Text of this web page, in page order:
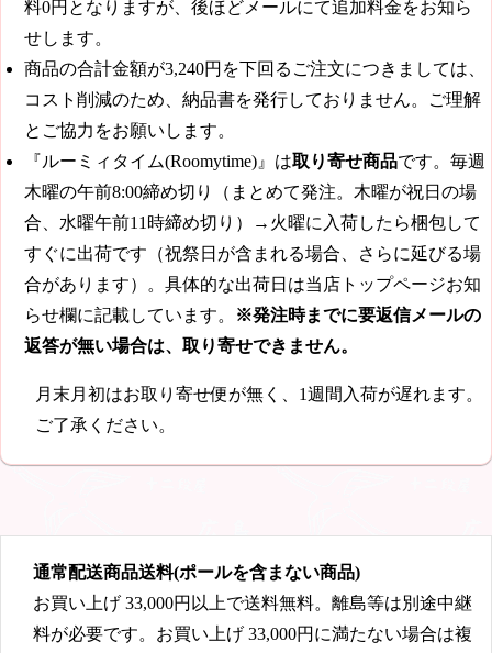
料0円となりますが、後ほどメールにて追加料金をお知ら
せします。
商品の合計金額が3,240円を下回るご注文につきましては、
コスト削減のため、納品書を発行しておりません。ご理解
とご協力をお願いします。
『ルーミィタイム(Roomytime)』は取り寄せ商品です。毎週
木曜の午前8:00締め切り（まとめて発注。木曜が祝日の場
合、水曜午前11時締め切り）→火曜に入荷したら梱包して
すぐに出荷です（祝祭日が含まれる場合、さらに延びる場
合があります）。具体的な出荷日は当店トップページお知
らせ欄に記載しています。
※発注時までに要返信メールの
返答が無い場合は、取り寄せできません。
月末月初はお取り寄せ便が無く、1週間入荷が遅れます。
ご了承ください。
通常配送商品送料(ポールを含まない商品)
お買い上げ 33,000円 以上で送料無料。離島等は別途中継
料が必要です。お買い上げ 33,000円 に満たない場合は複